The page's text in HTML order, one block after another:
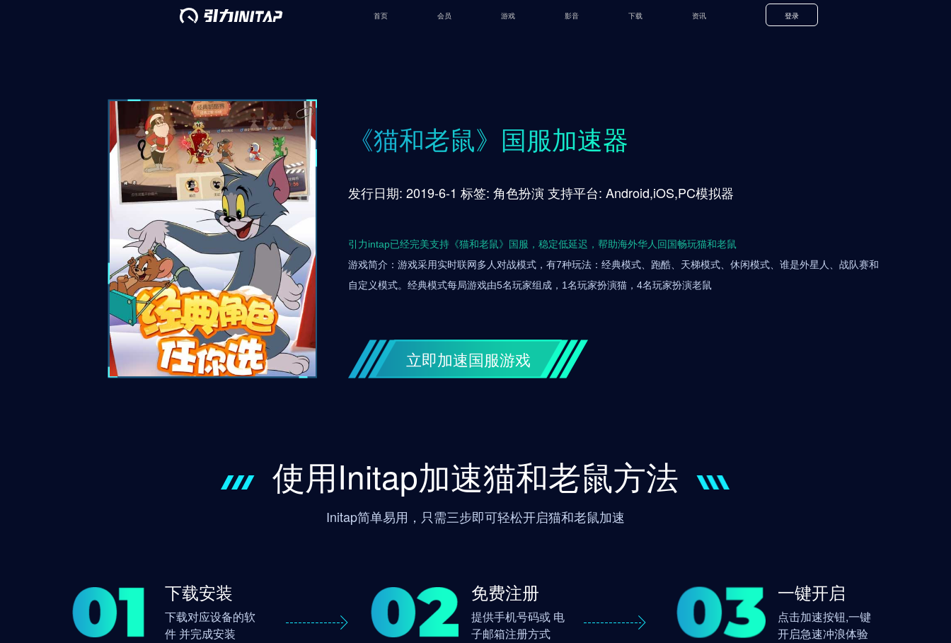
首页 会员 游戏 影音 下载 资讯 登录
《猫和老鼠》国服加速器
发行日期: 2019-6-1 标签: 角色扮演 支持平台: Android,iOS,PC模拟器
引力intap已经完美支持《猫和老鼠》国服，稳定低延迟，帮助海外华人回国畅玩猫和老鼠
游戏简介：游戏采用实时联网多人对战模式，有7种玩法：经典模式、跑酷、天梯模式、休闲模式、谁是外星人、战队赛和
自定义模式。经典模式每局游戏由5名玩家组成，1名玩家扮演猫，4名玩家扮演老鼠
立即加速国服游戏
使用Initap加速猫和老鼠方法
Initap简单易用，只需三步即可轻松开启猫和老鼠加速
下载安装
下载对应设备的软
件 并完成安装
免费注册
提供手机号码或 电
子邮箱注册方式
一键开启
点击加速按钮,一键
开启急速冲浪体验